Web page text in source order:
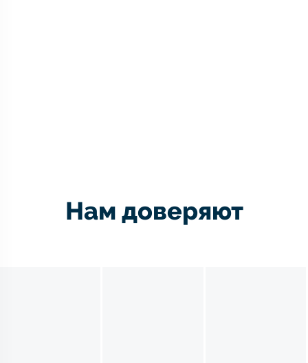
Нам доверяют